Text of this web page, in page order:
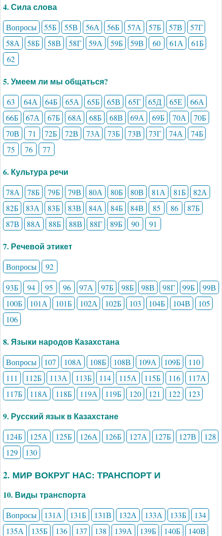
4. Сила слова
Вопросы 55Б 55В 56А 56Б 57А 57Б 57В
57Г
58А
58Б 58В 58Г 59А 59Б 59В 60 61А
61Б
62
5. Умеем ли мы общаться?
63 64А 64Б 65А 65Б 65В 65Г 65Д 65Е
66А
66Б
67А 67Б 68А 68Б 68В 69А 69Б 70А
70Б
70В
71 72Б 72В 73А 73Б 73В 73Г 74А
74Б
75
76 77
6. Культура речи
78А 78Б 79Б 79В 80А 80Б 80В 81А 81Б
82А
82Б
83А 83Б 83В 84А 84Б 84В 85 86
87Б
87В
88А 88Б 88В 88Г 89Б 90 91
7. Речевой этикет
Вопросы
92
93Б
94 95 96 97А 97Б 98Б 98В 98Г 99Б
99В
100Б
101А 101Б 102А 102Б 103 104Б 104В
105
106
8. Языки народов Казахстана
Вопросы 107 108А 108Б 108В 109А 109Б
110
111
112Б 113А 113Б 114 115А 115Б 116
117А
117Б
118А 118Б 119А 119Б 120 121 122 123
9. Русский язык в Казахстане
124Б 125А 125Б 126А 126Б 127А 127Б 127В
128
129
130
2. МИР ВОКРУГ НАС: ТРАНСПОРТ И
10. Виды транспорта
Вопросы 131А 131Б 131В 132А 133А 133Б
134
135А
135Б 136 137 138 139А 139Б 140Б 140В